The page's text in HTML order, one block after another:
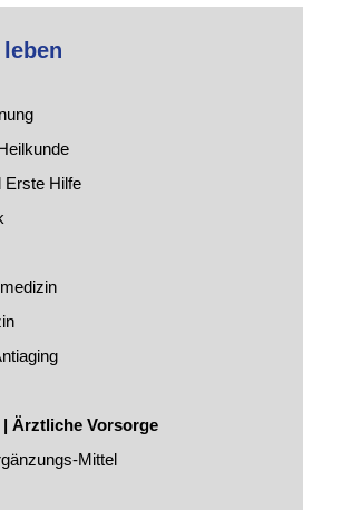
Erste Hilfe
Ärztliche Vorsorge
Mittel